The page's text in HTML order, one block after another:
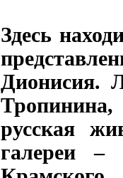
Здесь
Дионисия.
русская
галереи –